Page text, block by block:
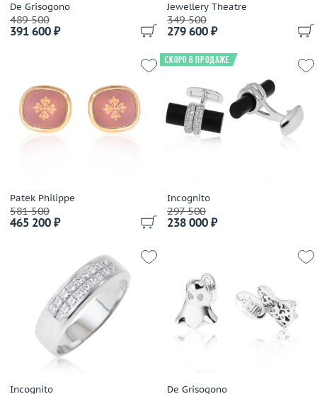
De Grisogono
489 500
391 600 ₽
Jewellery Theatre
349 500
279 600 ₽
Patek Philippe
581 500
465 200 ₽
Incognito
297 500
238 000 ₽
Скоро в продаже
Incognito De Grisogono